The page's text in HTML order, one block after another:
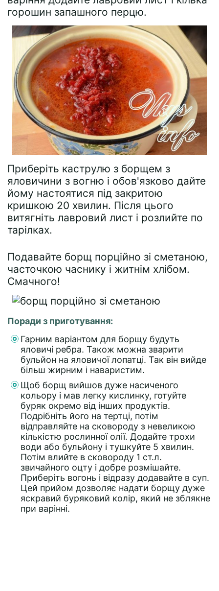
горошин запашного перцю.
Приберіть каструлю з борщем з
яловичини з вогню і обов'язково дайте
йому настоятися під закритою
кришкою 20 хвилин. Після цього
витягніть лавровий лист і розлийте по
тарілках.
Подавайте борщ порційно зі сметаною,
часточкою часнику і житнім хлібом.
Смачного!
Поради з приготування:
Гарним варіантом для борщу будуть
яловичі ребра. Також можна зварити
бульйон на яловичої лопатці. Так він вийде
більш жирним і наваристим.
Щоб борщ вийшов дуже насиченого
кольору і мав легку кислинку, готуйте
буряк окремо від інших продуктів.
Подрібніть його на тертці, потім
відправляйте на сковороду з невеликою
кількістю рослинної олії. Додайте трохи
води або бульйону і тушкуйте 5 хвилин.
Потім влийте в сковороду 1 ст.л.
звичайного оцту і добре розмішайте.
Приберіть вогонь і відразу додавайте в суп.
Цей прийом дозволяє надати борщу дуже
яскравий буряковий колір, який не зблякне
при варінні.